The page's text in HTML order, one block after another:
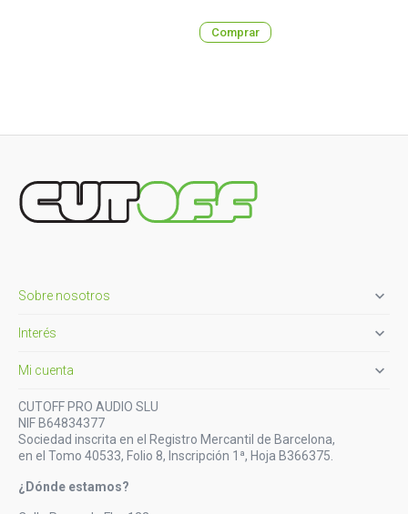
Comprar
Sobre nosotros 
Interés 
Mi cuenta 
CUTOFF PRO AUDIO SLU
NIF B64834377
Sociedad inscrita en el Registro Mercantil de Barcelona,
en el Tomo 40533, Folio 8, Inscripción 1ª, Hoja B366375.
¿Dónde estamos?